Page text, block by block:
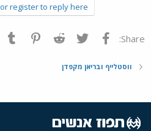
register to reply here.
Share: פייסבוק Twitter
Reddit
ווסטלייף ובריאן מקפדן